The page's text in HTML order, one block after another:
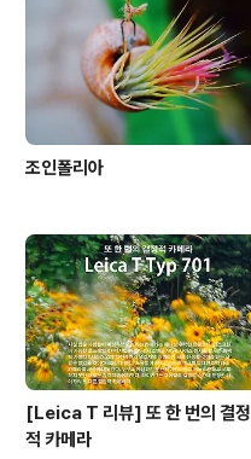
조인폴리아
[Leica T 리뷰] 또 한 번의 결정
적 카메라